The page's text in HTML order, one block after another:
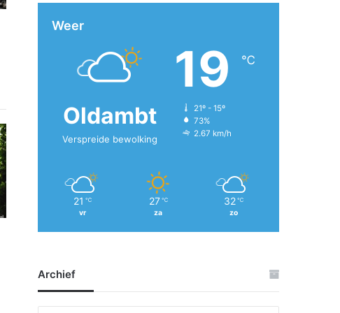
Weer
Oldambt
Verspreide bewolking
19 ℃
21º - 15º
73%
2.67 km/h
21 ℃
vr
27 ℃
za
32 ℃
zo
Archief